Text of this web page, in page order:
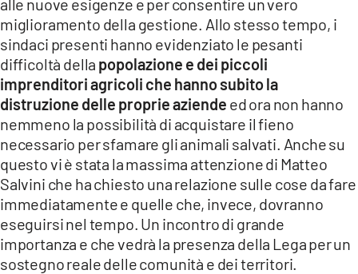
miglioramento della gestione. Allo stesso tempo, i
sindaci presenti hanno evidenziato le pesanti
difficoltà della popolazione e dei piccoli
imprenditori agricoli che hanno subito la
distruzione delle proprie aziende ed ora non hanno
nemmeno la possibilità di acquistare il fieno
necessario per sfamare gli animali salvati. Anche su
questo vi è stata la massima attenzione di Matteo
Salvini che ha chiesto una relazione sulle cose da fare
immediatamente e quelle che, invece, dovranno
eseguirsi nel tempo. Un incontro di grande
importanza e che vedrà la presenza della Lega per un
sostegno reale delle comunità e dei territori.